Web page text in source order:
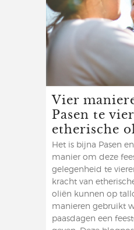
Vier
Pasen te
etherische
Het is bijna Pasen
manier om deze
gelegenheid te
kracht van
oliën kunnen op
manieren gebruikt
paasdagen een